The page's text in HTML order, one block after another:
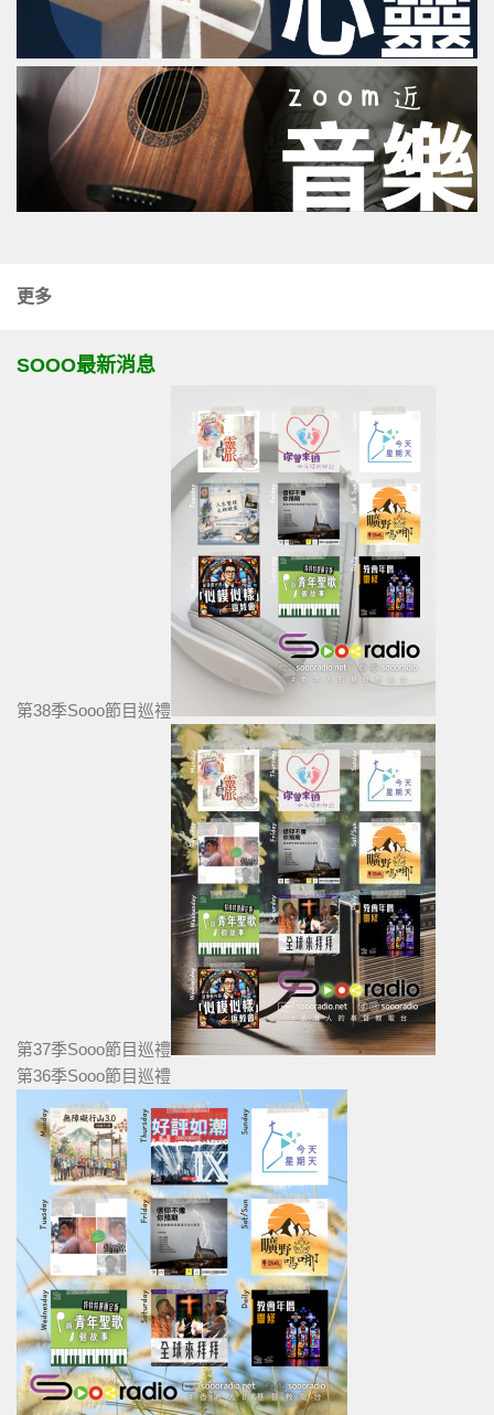
更多
SOOO最新消息
第38季Sooo節目巡禮
第37季Sooo節目巡禮
第36季Sooo節目巡禮